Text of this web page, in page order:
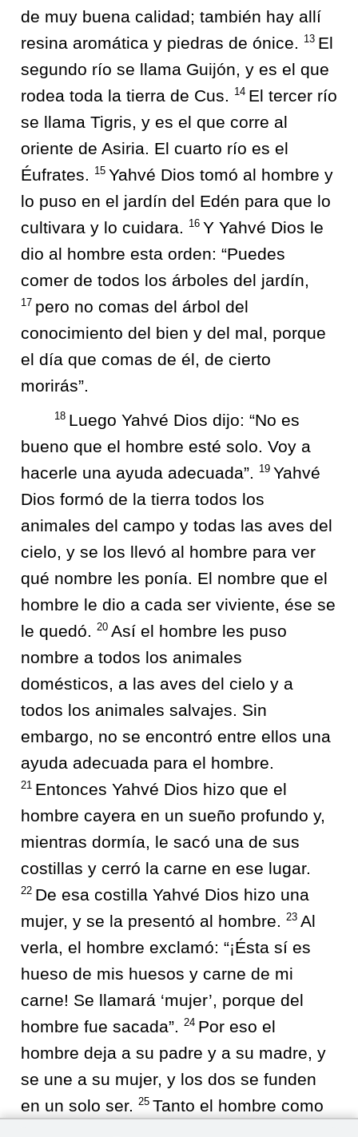
de muy buena calidad; también hay allí
resina aromática y piedras de ónice.
13 El
segundo río se llama Guijón, y es el que
rodea toda la tierra de Cus.
14 El tercer río
se llama Tigris, y es el que corre al
oriente de Asiria. El cuarto río es el
Éufrates.
15 Yahvé Dios tomó al hombre y
lo puso en el jardín del Edén para que lo
cultivara y lo cuidara.
16 Y Yahvé Dios le
dio al hombre esta orden: “Puedes
comer de todos los árboles del jardín,
17 pero no comas del árbol del
conocimiento del bien y del mal, porque
el día que comas de él, de cierto
morirás”.
18 Luego Yahvé Dios dijo: “No es
bueno que el hombre esté solo. Voy a
hacerle una ayuda adecuada”.
19 Yahvé
Dios formó de la tierra todos los
animales del campo y todas las aves del
cielo, y se los llevó al hombre para ver
qué nombre les ponía. El nombre que el
hombre le dio a cada ser viviente, ése se
le quedó. 20 Así el hombre les puso
nombre a todos los animales
domésticos, a las aves del cielo y a
todos los animales salvajes. Sin
embargo, no se encontró entre ellos una
ayuda adecuada para el hombre.
21 Entonces Yahvé Dios hizo que el
hombre cayera en un sueño profundo y,
mientras dormía, le sacó una de sus
costillas y cerró la carne en ese lugar.
22 De esa costilla Yahvé Dios hizo una
mujer, y se la presentó al hombre. 23 Al
verla, el hombre exclamó: “¡Ésta sí es
hueso de mis huesos y carne de mi
carne! Se llamará ‘mujer’, porque del
hombre fue sacada”. 24 Por eso el
hombre deja a su padre y a su madre, y
se une a su mujer, y los dos se funden
en un solo ser. 25 Tanto el hombre como